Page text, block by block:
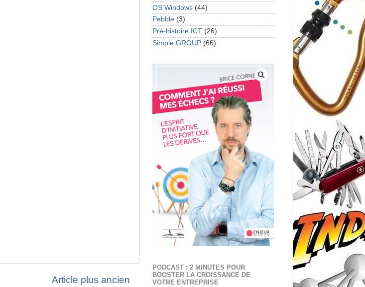
Article plus ancien
OS Windows (44)
Pebble (3)
Pré-histoire ICT (26)
Simple GROUP (66)
PODCAST : 2 MINUTES POUR
BOOSTER LA CROISSANCE DE
VOTRE ENTREPRISE